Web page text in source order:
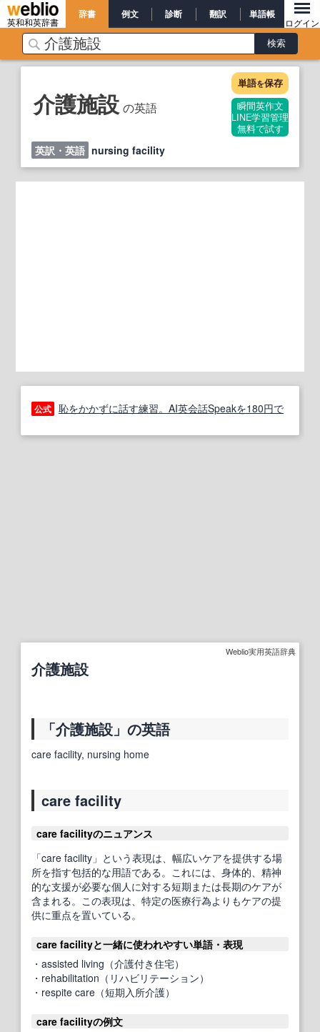
英和和英辞書
辞書 例文 診断 翻訳 単語帳
ログイン
介護施設 の英語
単語を保存
瞬間英作文
LINE学習管理
無料で試す
英訳・英語 nursing facility
公式 恥をかかずに話す練習。AI英会話Speakを180円で
Weblio実用英語辞典
介護施設
「介護施設」の英語
care facility, nursing home
care facility
care facilityのニュアンス
「care facility」という表現は、幅広いケアを提供する場
所を指す包括的な用語である。これには、身体的、精神
的な支援が必要な個人に対する短期または長期のケアが
含まれる。この表現は、特定の医療行為よりもケアの提
供に重点を置いている。
care facilityと一緒に使われやすい単語・表現
・assisted living（介護付き住宅）
・rehabilitation（リハビリテーション）
・respite care（短期入所介護）
care facilityの例文